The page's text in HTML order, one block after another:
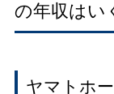
の年収はい
ヤマトホ